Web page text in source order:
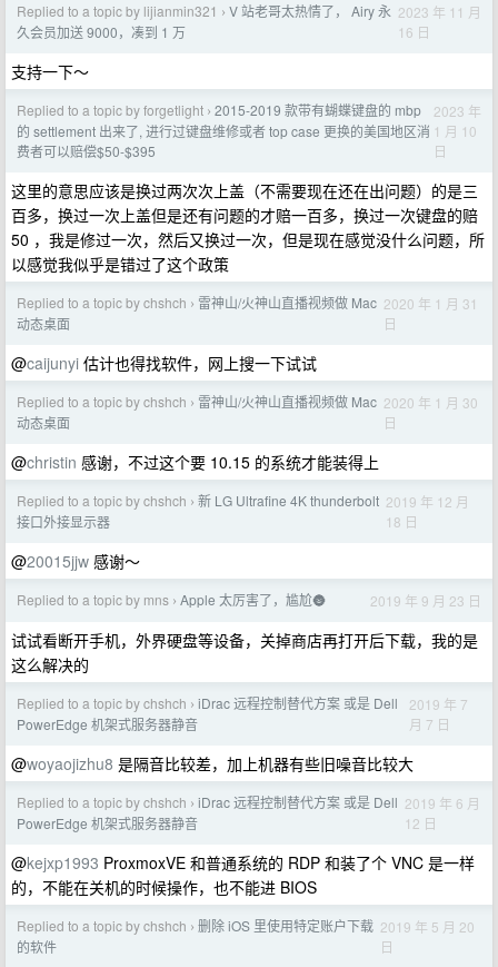
Replied to a topic by lijianmin321 › V 站老哥太热情了， Airy 永
久会员加送 9000，凑到 1 万
2023 年 11 月
16 日
支持一下～
Replied to a topic by forgetlight › 2015-2019 款带有蝴蝶键盘的 mbp
的 settlement 出来了, 进行过键盘维修或者 top case 更换的美国地区消
费者可以赔偿$50-$395
2023 年
1 月 10
日
这里的意思应该是换过两次次上盖（不需要现在还在出问题）的是三
百多，换过一次上盖但是还有问题的才赔一百多，换过一次键盘的赔
50 ，我是修过一次，然后又换过一次，但是现在感觉没什么问题，所
以感觉我似乎是错过了这个政策
Replied to a topic by chshch › 雷神山/火神山直播视频做 Mac
动态桌面
2020 年 1 月 31
日
@caijunyi 估计也得找软件，网上搜一下试试
Replied to a topic by chshch › 雷神山/火神山直播视频做 Mac
动态桌面
2020 年 1 月 30
日
@christin 感谢，不过这个要 10.15 的系统才能装得上
Replied to a topic by chshch › 新 LG Ultrafine 4K thunderbolt
接口外接显示器
2019 年 12 月
18 日
@20015jjw 感谢～
Replied to a topic by mns › Apple 太厉害了，尴尬🌚️ 2019 年 9 月 23 日
试试看断开手机，外界硬盘等设备，关掉商店再打开后下载，我的是
这么解决的
Replied to a topic by chshch › iDrac 远程控制替代方案 或是 Dell
PowerEdge 机架式服务器静音
2019 年 7
月 7 日
@woyaojizhu8 是隔音比较差，加上机器有些旧噪音比较大
Replied to a topic by chshch › iDrac 远程控制替代方案 或是 Dell
PowerEdge 机架式服务器静音
2019 年 6 月
12 日
@kejxp1993 ProxmoxVE 和普通系统的 RDP 和装了个 VNC 是一样
的，不能在关机的时候操作，也不能进 BIOS
Replied to a topic by chshch › 删除 iOS 里使用特定账户下载
的软件
2019 年 5 月 20
日